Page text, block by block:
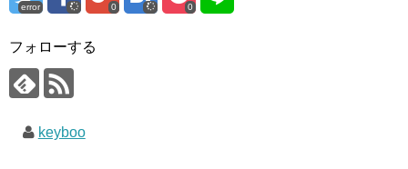
error 0 0
フォローする
keyboo